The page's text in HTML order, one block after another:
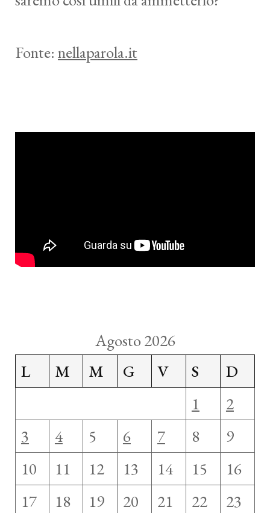
Fonte: nellaparola.it
Agosto 2026
L
M M G V S
D
1
2
3
4 5 6 7 8
9
10
11 12 13 14 15
16
17
18 19 20 21 22
23